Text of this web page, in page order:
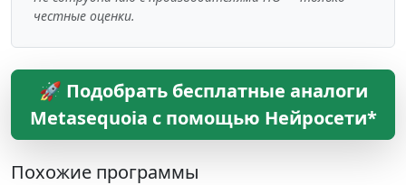
честные оценки.
🚀 Подобрать бесплатные аналоги
Metasequoia с помощью Нейросети*
Похожие программы